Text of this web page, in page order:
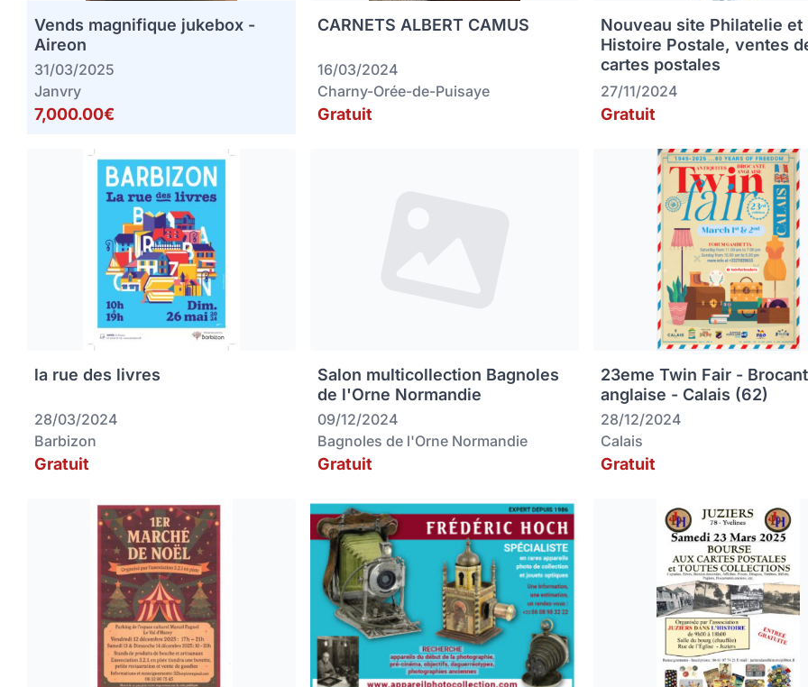
Vends magnifique jukebox -
Aireon
31/03/2025
Janvry
7,000.00€
CARNETS ALBERT CAMUS
16/03/2024
Charny-Orée-de-Puisaye
Gratuit
Nouveau site Philatelie et
Histoire Postale, ventes
cartes postales
27/11/2024
Gratuit
la rue des livres
28/03/2024
Barbizon
Gratuit
Salon multicollection Bagnoles
de l'Orne Normandie
09/12/2024
Bagnoles de l'Orne Normandie
Gratuit
23eme Twin Fair -
anglaise - Calais (62)
28/12/2024
Calais
Gratuit